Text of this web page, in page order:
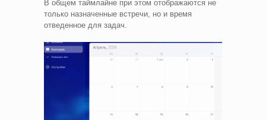
В общем таймлайне при этом отображаются не
только назначенные встречи, но и время
отведенное для задач.